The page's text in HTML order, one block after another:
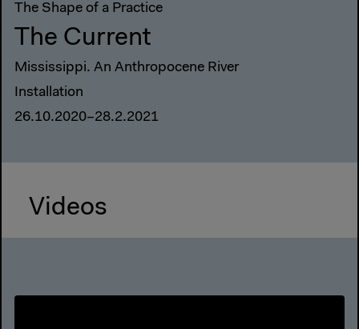
The Shape of a Practice
The Current
Mississippi. An Anthropocene River
Installation
26.10.2020–28.2.2021
Videos